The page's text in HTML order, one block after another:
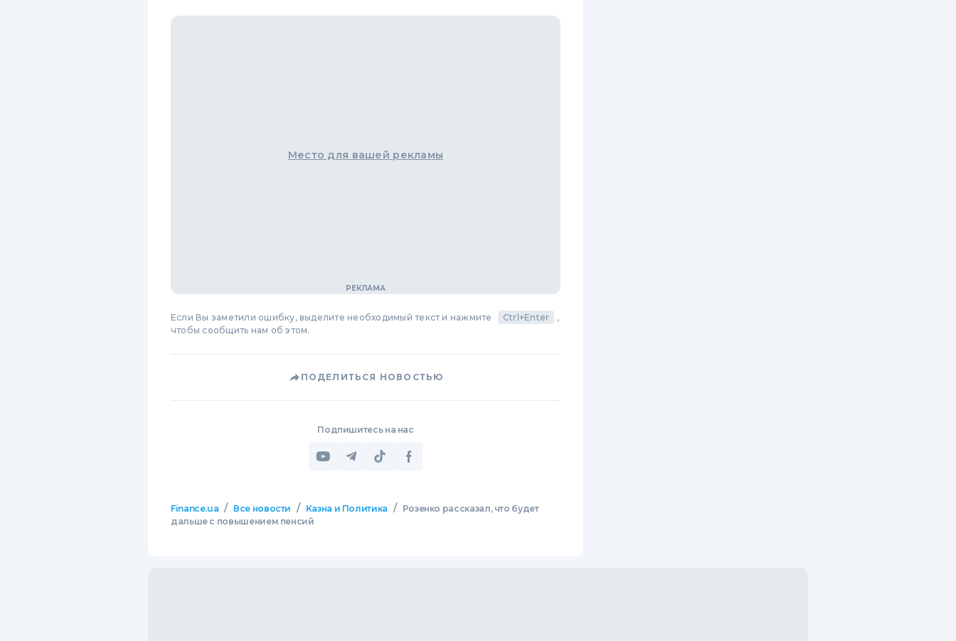
Место для вашей рекламы
Если Вы заметили ошибку, выделите необходимый текст и нажмите Ctrl+Enter
,
чтобы сообщить нам об этом.
ПОДЕЛИТЬСЯ НОВОСТЬЮ
Подпишитесь на нас
Finance.ua / Все новости / Казна и Политика /
Розенко рассказал, что будет
дальше с повышением пенсий